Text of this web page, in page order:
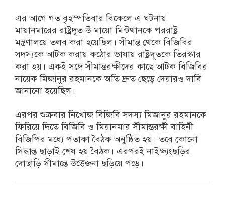
এর আগে গত বৃহস্পতিবার বিকেলে এ ঘটনায়
মায়ানমারের রাষ্ট্রদূত উ মায়ো মিন্টথানকে পররাষ্ট্র
মন্ত্রণালয়ে তলব করা হয়েছিল। সীমান্ত থেকে বিজিবির
সদস্যকে আটক করায় কঠোর ভাষায় রাষ্ট্রদূতকে তিরস্কার
করা হয়। একই সঙ্গে সীমান্তরক্ষীদের কাছে আটক বিজিবির
নায়েক মিজানুর রহমানকে অতি দ্রুত ছেড়ে দেয়ারও দাবি
জানানো হয়েছিল।
এরপর শুক্রবার নিখোঁজ বিজিবি সদস্য মিজানুর রহমানকে
ফিরিয়ে দিতে বিজিবি ও মিয়ানমার সীমান্তরক্ষী বাহিনী
বিজিপির মধ্যে পতাকা বৈঠক অনুষ্ঠিত হয়। তবে কোনো
সিদ্ধান্ত ছাড়াই শেষ হয় বৈঠক। এরপরই নাইক্ষ্যংছড়ির
দোছাড়ি সীমান্তে উত্তেজনা ছড়িয়ে পড়ে।